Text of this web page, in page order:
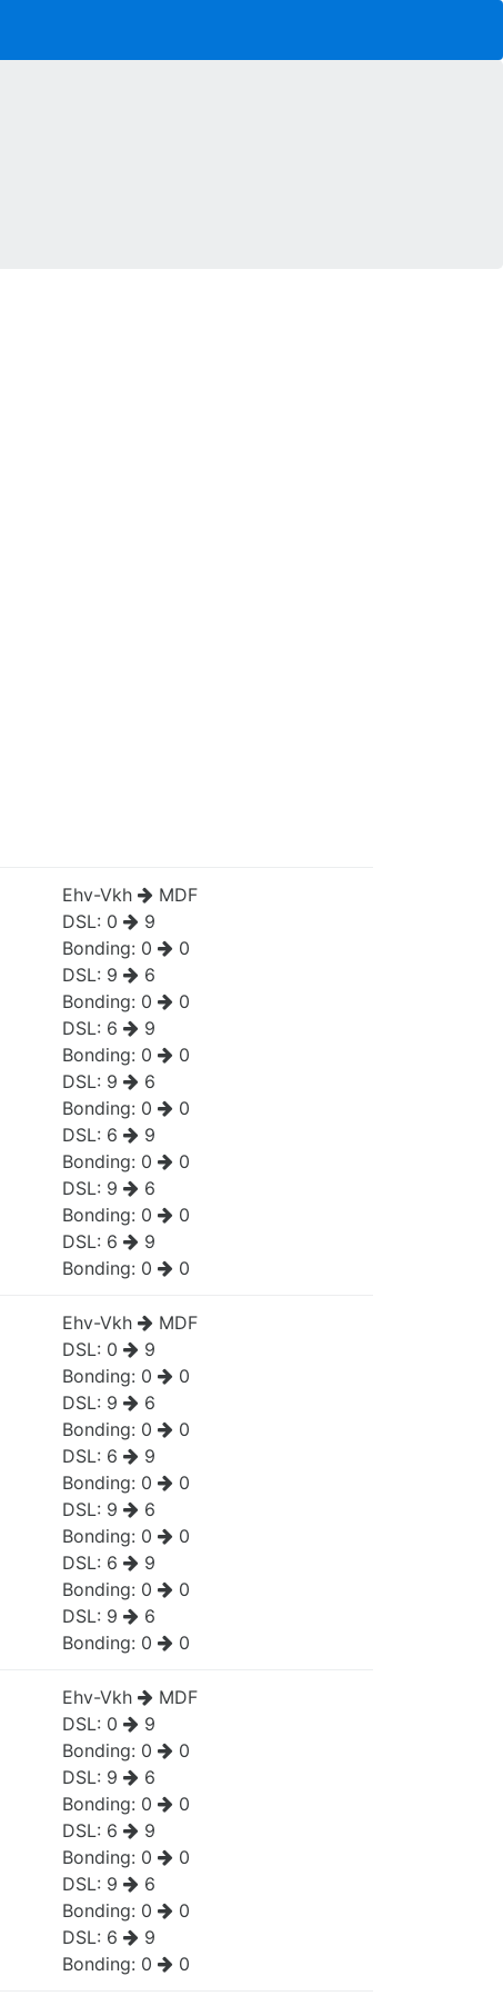
Ehv-Vkh
MDF
DSL: 0
9
Bonding: 0
0
DSL: 9
6
Bonding: 0
0
DSL: 6
9
Bonding: 0
0
DSL: 9
6
Bonding: 0
0
DSL: 6
9
Bonding: 0
0
DSL: 9
6
Bonding: 0
0
DSL: 6
9
Bonding: 0 0
Ehv-Vkh
MDF
DSL: 0
9
Bonding: 0
0
DSL: 9
6
Bonding: 0
0
DSL: 6
9
Bonding: 0
0
DSL: 9
6
Bonding: 0
0
DSL: 6
9
Bonding: 0
0
DSL: 9
6
Bonding: 0 0
Ehv-Vkh
MDF
DSL: 0
9
Bonding: 0
0
DSL: 9
6
Bonding: 0
0
DSL: 6
9
Bonding: 0
0
DSL: 9
6
Bonding: 0
0
DSL: 6
9
Bonding: 0 0